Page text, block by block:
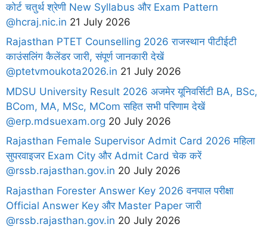
कोर्ट चतुर्थ श्रेणी New Syllabus और Exam Pattern
@hcraj.nic.in 21 July 2026
Rajasthan PTET Counselling 2026 राजस्थान पीटीईटी
काउंसलिंग कैलेंडर जारी, संपूर्ण जानकारी देखें
@ptetvmoukota2026.in 21 July 2026
MDSU University Result 2026 अजमेर यूनिवर्सिटी BA, BSc,
BCom, MA, MSc, MCom सहित सभी परिणाम देखें
@erp.mdsuexam.org 20 July 2026
Rajasthan Female Supervisor Admit Card 2026 महिला
सुपरवाइजर Exam City और Admit Card चेक करें
@rssb.rajasthan.gov.in 20 July 2026
Rajasthan Forester Answer Key 2026 वनपाल परीक्षा
Official Answer Key और Master Paper जारी
@rssb.rajasthan.gov.in 20 July 2026